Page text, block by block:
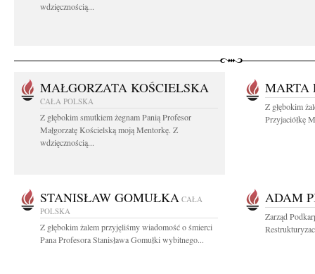
wdzięcznością...
MAŁGORZATA KOŚCIELSKA
CAŁA POLSKA
Z głębokim smutkiem żegnam Panią Profesor
Małgorzatę Kościelską moją Mentorkę. Z
wdzięcznością...
MARTA
Z głębokim
Przyjaciółkę
STANISŁAW GOMUŁKA CAŁA
POLSKA
Z głębokim żalem przyjęliśmy wiadomość o śmierci
Pana Profesora Stanisława Gomułki wybitnego...
ADAM
Zarząd